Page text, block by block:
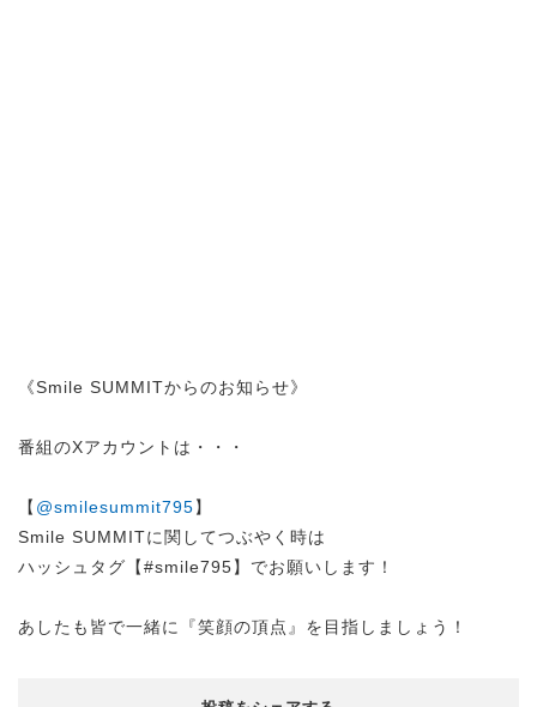
《Smile SUMMITからのお知らせ》
番組のXアカウントは・・・
【 @smilesummit795】
Smile SUMMITに関してつぶやく時は
ハッシュタグ【#smile795】でお願いします！
あしたも皆で一緒に『笑顔の頂点』を目指しましょう！